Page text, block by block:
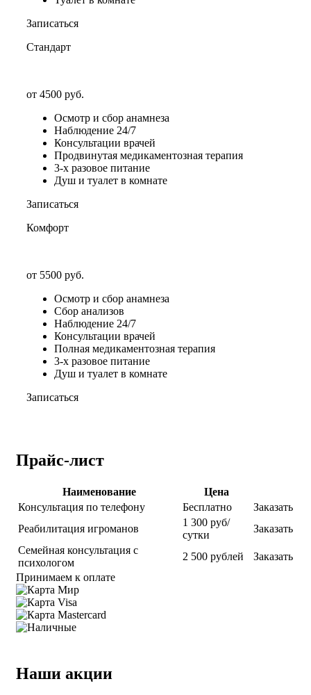
Записаться
Стандарт
от 4500 руб.
Осмотр и сбор анамнеза
Наблюдение 24/7
Консультации врачей
Продвинутая медикаментозная терапия
3-х разовое питание
Душ и туалет в комнате
Записаться
Комфорт
от 5500 руб.
Осмотр и сбор анамнеза
Сбор анализов
Наблюдение 24/7
Консультации врачей
Полная медикаментозная терапия
3-х разовое питание
Душ и туалет в комнате
Записаться
Прайс-лист
Наименование
Цена
Консультация по телефону
Бесплатно
Заказать
Реабилитация игроманов
1 300 руб/
сутки
Заказать
Семейная консультация с
психологом
2 500 рублей
Заказать
Принимаем к оплате
Наши акции